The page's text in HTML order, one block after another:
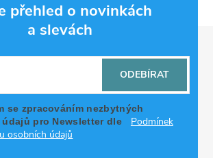
přehled o novinkách
a slevách
se zpracováním nezbytných
pro Newsletter dle
Podmínek
osobních údajů
ODEBÍRAT